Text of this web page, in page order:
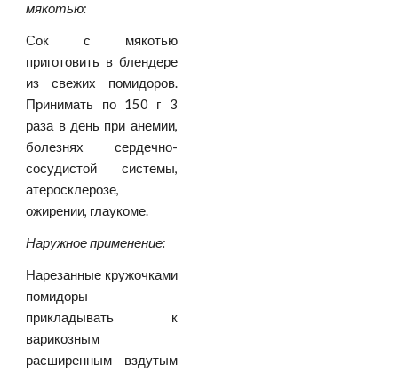
мякотью:
Сок с мякотью
приготовить в блендере
из свежих помидоров.
Принимать по 150 г 3
раза в день при анемии,
болезнях сердечно-
сосудистой системы,
атеросклерозе,
ожирении, глаукоме.
Наружное применение:
Нарезанные кружочками
помидоры
прикладывать к
варикозным
расширенным вздутым